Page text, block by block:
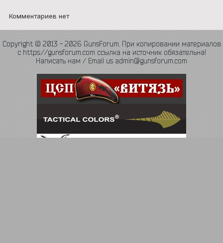
Комментариев нет
Copyright © 2013 - 2026 GunsForum. При копировании материалов
с https://gunsforum.com ссылка на источник обязательна!
Написать нам / Email us admin@gunsforum.com